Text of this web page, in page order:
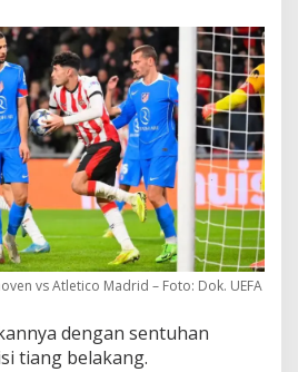
vs Atletico Madrid – Foto: Dok. UEFA
dengan sentuhan
tiang belakang.